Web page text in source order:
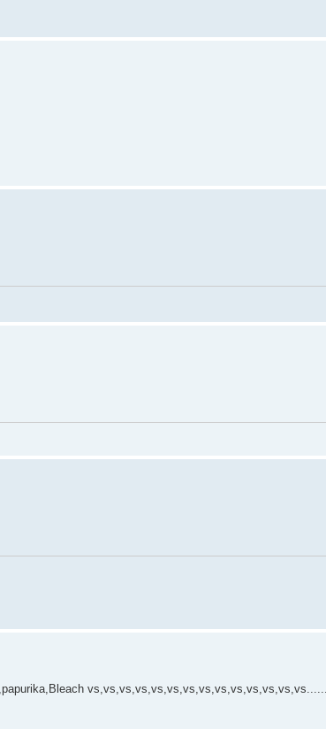
,papurika,Bleach